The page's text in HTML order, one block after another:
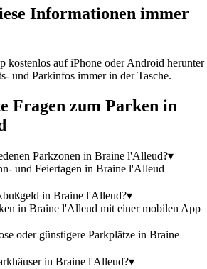
Informationen immer
kostenlos auf iPhone oder Android herunter
und Parkinfos immer in der Tasche.
Fragen zum Parken in
Parkzonen in Braine l'Alleud?▾
und Feiertagen in Braine l'Alleud
in Braine l'Alleud?▾
in Braine l'Alleud mit einer mobilen App
oder günstigere Parkplätze in Braine
in Braine l'Alleud?▾